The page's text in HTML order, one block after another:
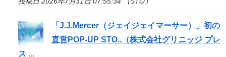
「J.J.Mercer（ジェイジェイマーサー）」初の
直営POP-UPSTO..（株式会社グリニッジ プレ
ス ...